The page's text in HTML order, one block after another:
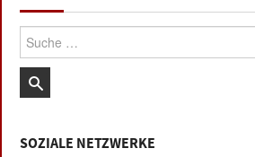
Suche:
SOZIALE NETZWERKE